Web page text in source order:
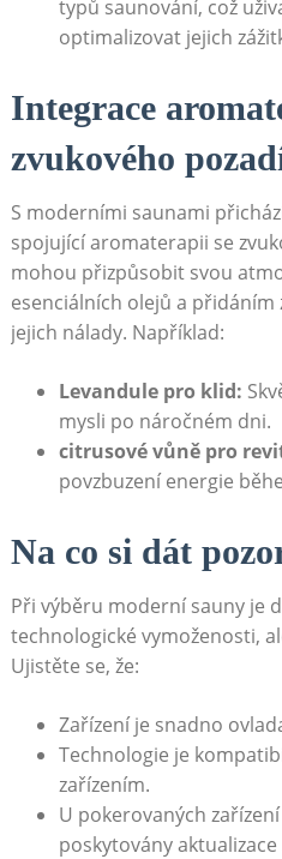
typů⁣ saunování, což
optimalizovat jejich
Integrace
zvukového
S⁤ moderními saunami
spojující aromaterapii‍ se
mohou‍ přizpůsobit svou
esenciálních olejů a přidáním
jejich‍ nálady. Například:
Levandule pro ‍klid:
mysli po náročném dni.
citrusové vůně⁣ pro
povzbuzení energie
Na co si dát
Při‌ výběru moderní sauny je
technologické vymoženosti,
Ujistěte se, že:
Zařízení je snadno
Technologie je
zařízením.
U pokerovaných
poskytovány